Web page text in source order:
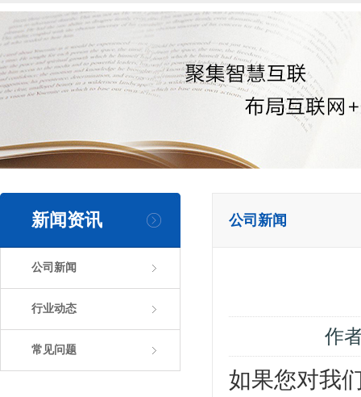
新闻资讯
公司新闻
行业动态
常见问题
公司新闻
作
如果您对我